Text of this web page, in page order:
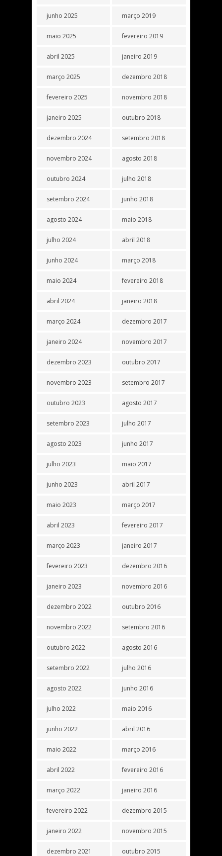
junho 2025
maio 2025
abril 2025
março 2025
fevereiro 2025
janeiro 2025
dezembro 2024
novembro 2024
outubro 2024
setembro 2024
agosto 2024
julho 2024
junho 2024
maio 2024
abril 2024
março 2024
janeiro 2024
dezembro 2023
novembro 2023
outubro 2023
setembro 2023
agosto 2023
julho 2023
junho 2023
maio 2023
abril 2023
março 2023
fevereiro 2023
janeiro 2023
dezembro 2022
novembro 2022
outubro 2022
setembro 2022
agosto 2022
julho 2022
junho 2022
maio 2022
abril 2022
março 2022
fevereiro 2022
janeiro 2022
dezembro 2021
março 2019
fevereiro 2019
janeiro 2019
dezembro 2018
novembro 2018
outubro 2018
setembro 2018
agosto 2018
julho 2018
junho 2018
maio 2018
abril 2018
março 2018
fevereiro 2018
janeiro 2018
dezembro 2017
novembro 2017
outubro 2017
setembro 2017
agosto 2017
julho 2017
junho 2017
maio 2017
abril 2017
março 2017
fevereiro 2017
janeiro 2017
dezembro 2016
novembro 2016
outubro 2016
setembro 2016
agosto 2016
julho 2016
junho 2016
maio 2016
abril 2016
março 2016
fevereiro 2016
janeiro 2016
dezembro 2015
novembro 2015
outubro 2015